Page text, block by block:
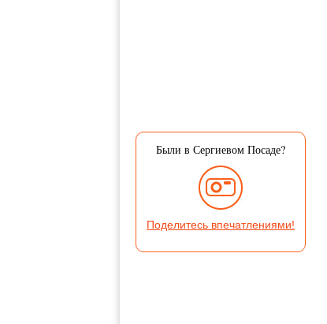
Были в Сергиевом Посаде?
Поделитесь впечатлениями!